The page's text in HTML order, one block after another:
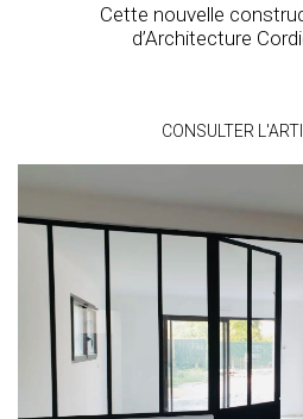
Cette nouvelle
d’Architecture
CONSULTER